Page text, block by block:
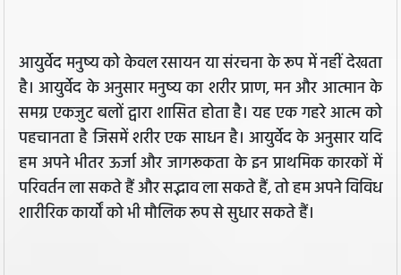
आयुर्वेद मनुष्य को केवल रसायन या संरचना के रूप में नहीं देखता
है। आयुर्वेद के अनुसार मनुष्य का शरीर प्राण, मन और आत्मान के
समग्र एकजुट बलों द्वारा शासित होता है। यह एक गहरे आत्म को
पहचानता है जिसमें शरीर एक साधन है। आयुर्वेद के अनुसार यदि
हम अपने भीतर ऊर्जा और जागरूकता के इन प्राथमिक कारकों में
परिवर्तन ला सकते हैं और सद्भाव ला सकते हैं, तो हम अपने विविध
शारीरिक कार्यों को भी मौलिक रूप से सुधार सकते हैं।